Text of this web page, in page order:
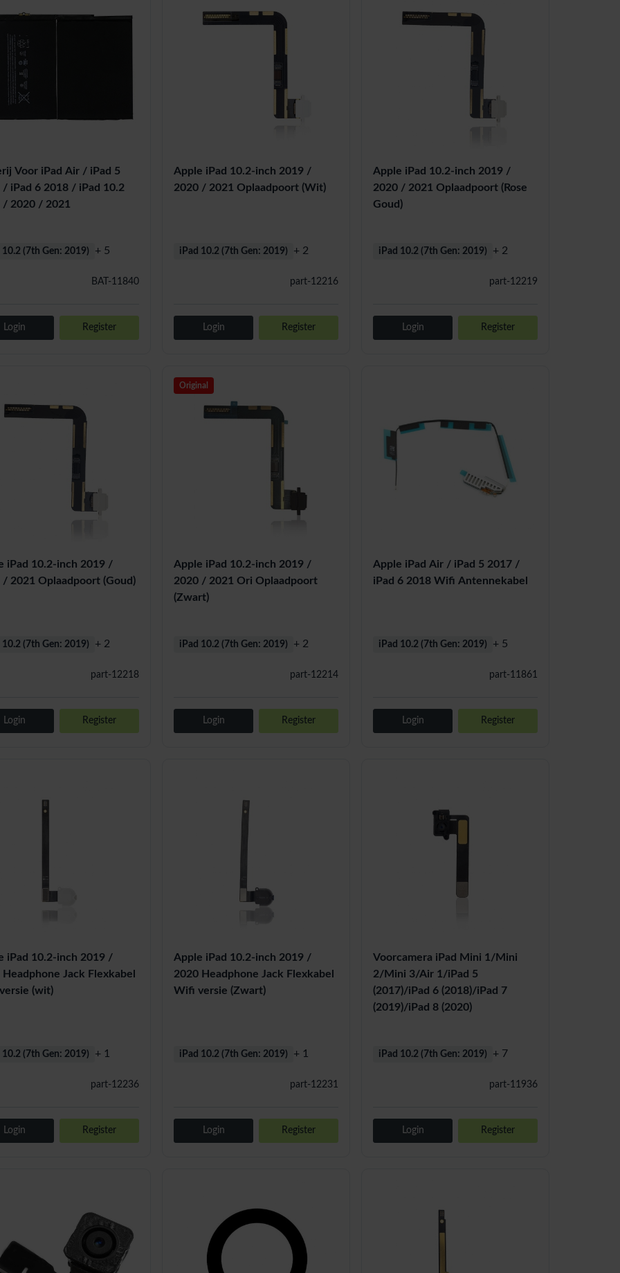
Voor iPad Air / iPad 5
/ iPad 6 2018 / iPad 10.2
/ 2020 / 2021
BAT-11840
(7th Gen: 2019) + 5
Login Register
Apple iPad 10.2-inch 2019 /
2020 / 2021 Oplaadpoort (Wit)
part-12216
iPad 10.2 (7th Gen: 2019) + 2
Login Register
Apple iPad 10.2-inch 2019 /
2020 / 2021 Oplaadpoort (Rose
Goud)
part-12219
iPad 10.2 (7th Gen: 2019) + 2
Login Register
iPad 10.2-inch 2019 /
/ 2021 Oplaadpoort (Goud)
part-12218
(7th Gen: 2019) + 2
Login Register
Original
Apple iPad 10.2-inch 2019 /
2020 / 2021 Ori Oplaadpoort
(Zwart)
part-12214
iPad 10.2 (7th Gen: 2019) + 2
Login Register
Apple iPad Air / iPad 5 2017 /
iPad 6 2018 Wifi Antennekabel
part-11861
iPad 10.2 (7th Gen: 2019) + 5
Login Register
iPad 10.2-inch 2019 /
Jack Flexkabel
(wit)
part-12236
(7th Gen: 2019) + 1
Login Register
Apple iPad 10.2-inch 2019 /
2020 Headphone Jack Flexkabel
Wifi versie (Zwart)
part-12231
iPad 10.2 (7th Gen: 2019) + 1
Login Register
Voorcamera iPad Mini 1/Mini
2/Mini 3/Air 1/iPad 5
(2017)/iPad 6 (2018)/iPad 7
(2019)/iPad 8 (2020)
part-11936
iPad 10.2 (7th Gen: 2019) + 7
Login Register